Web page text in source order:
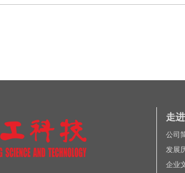
走
公司
发展
企业